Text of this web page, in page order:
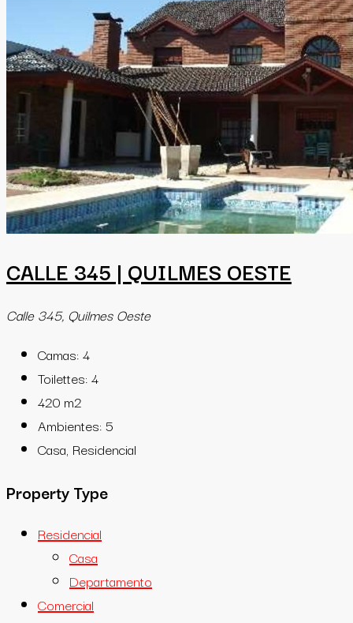
CALLE 345 | QUILMES OESTE
Calle 345, Quilmes Oeste
Camas:4
Toilettes:4
420 m2
Ambientes:5
Casa, Residencial
Property Type
Residencial
Casa
Departamento
Comercial